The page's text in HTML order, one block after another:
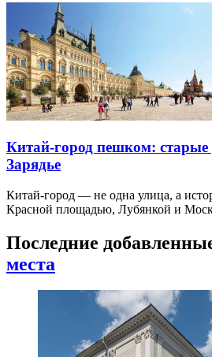
Китай-город пешком:
Зарядье
Китай-город — не одна улица, а
Красной площадью, Лубянкой и
Последние
места